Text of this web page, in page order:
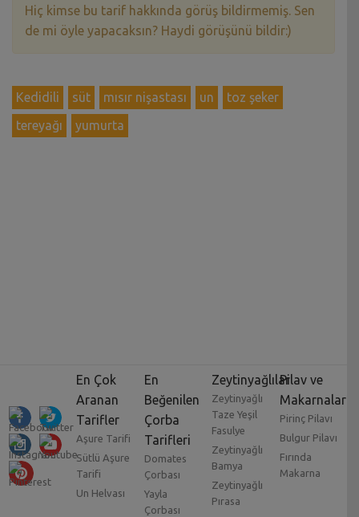
Hiç kimse bu tarif hakkında görüş bildirmemiş. Sen
de mi öyle yapacaksın? Haydi görüşünü bildir:)
Kedidili süt mısır nişastası un
toz şeker
tereyağı
yumurta
En Çok
Aranan
Tarifler
Aşure Tarifi
Sütlü Aşure
Tarifi
Un Helvası
En
Beğenilen
Çorba
Tarifleri
Domates
Çorbası
Yayla
Çorbası
Zeytinyağlılar
Zeytinyağlı
Taze Yeşil
Fasulye
Zeytinyağlı
Bamya
Zeytinyağlı
Pırasa
Pilav ve
Makarnalar
Pirinç Pilavı
Bulgur Pilavı
Fırında
Makarna